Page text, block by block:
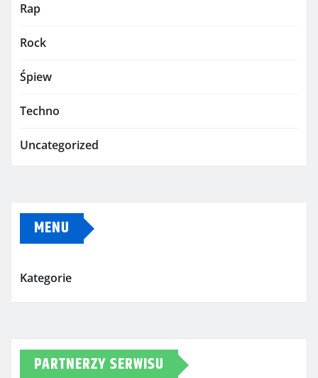
Rap
Rock
Śpiew
Techno
Uncategorized
MENU
Kategorie
PARTNERZY SERWISU